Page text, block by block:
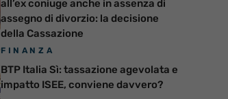
all’ex coniuge anche in assenza di
assegno di divorzio: la decisione
della Cassazione
FINANZA
BTP Italia Sì: tassazione agevolata e
impatto ISEE, conviene davvero?